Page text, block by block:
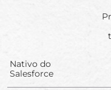
Nativo do
Salesforce